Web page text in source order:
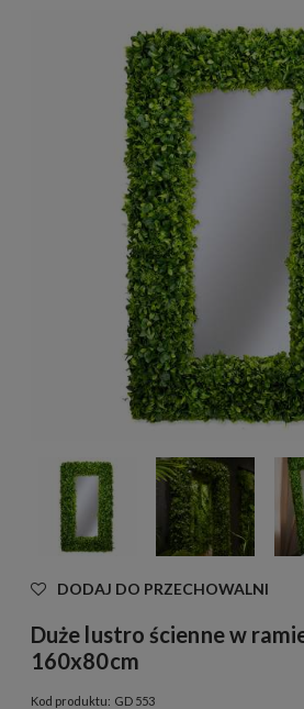
DODAJ DO PRZECHOWALNI
Duże lustro ścienne w
160x80cm
Kod produktu: GD 553